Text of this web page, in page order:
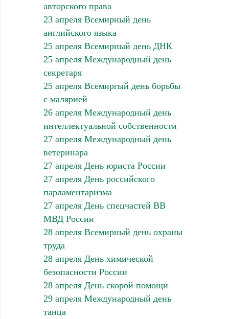
авторского права
23 апреля Всемирный день
английского языка
25 апреля Всемирный день ДНК
25 апреля Международный день
секретаря
25 апреля Всемиргый день борьбы
с малярией
26 апреля Международный день
интеллектуальной собственности
27 апреля Международный день
ветеринара
27 апреля День юриста России
27 апреля День российского
парламентаризма
27 апреля День спецчастей ВВ
МВД России
28 апреля Всемирный день охраны
труда
28 апреля День химической
безопасности России
28 апреля День скорой помощи
29 апреля Международный день
танца